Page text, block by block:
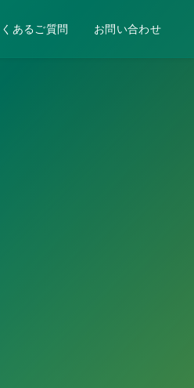
くあるご質問 お問い合わせ